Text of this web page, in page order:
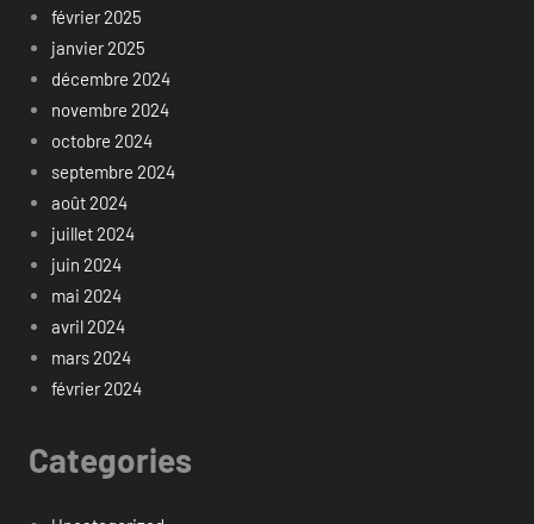
février 2025
janvier 2025
décembre 2024
novembre 2024
octobre 2024
septembre 2024
août 2024
juillet 2024
juin 2024
mai 2024
avril 2024
mars 2024
février 2024
Categories